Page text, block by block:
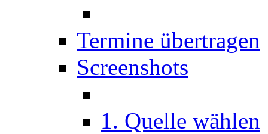
Termine übertragen
Screenshots
1. Quelle wählen